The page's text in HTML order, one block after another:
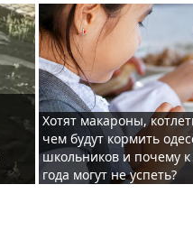
Хотят макароны,
чем будут кормить
школьников и почему к
года могут не успеть?